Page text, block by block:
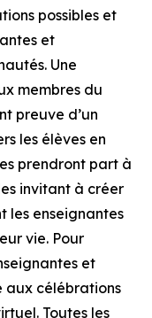
possibles et
et
Une
membres du
preuve d’un
les élèves en
prendront part à
invitant à créer
les enseignantes
vie. Pour
et
aux célébrations
Toutes les